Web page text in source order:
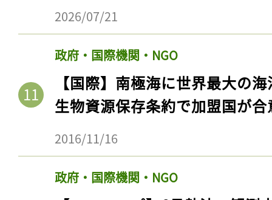
2026/07/21
政府・国際機関・NGO
【国際】南極海に世界最大の
生物資源保存条約で加盟国が合
2016/11/16
政府・国際機関・NGO